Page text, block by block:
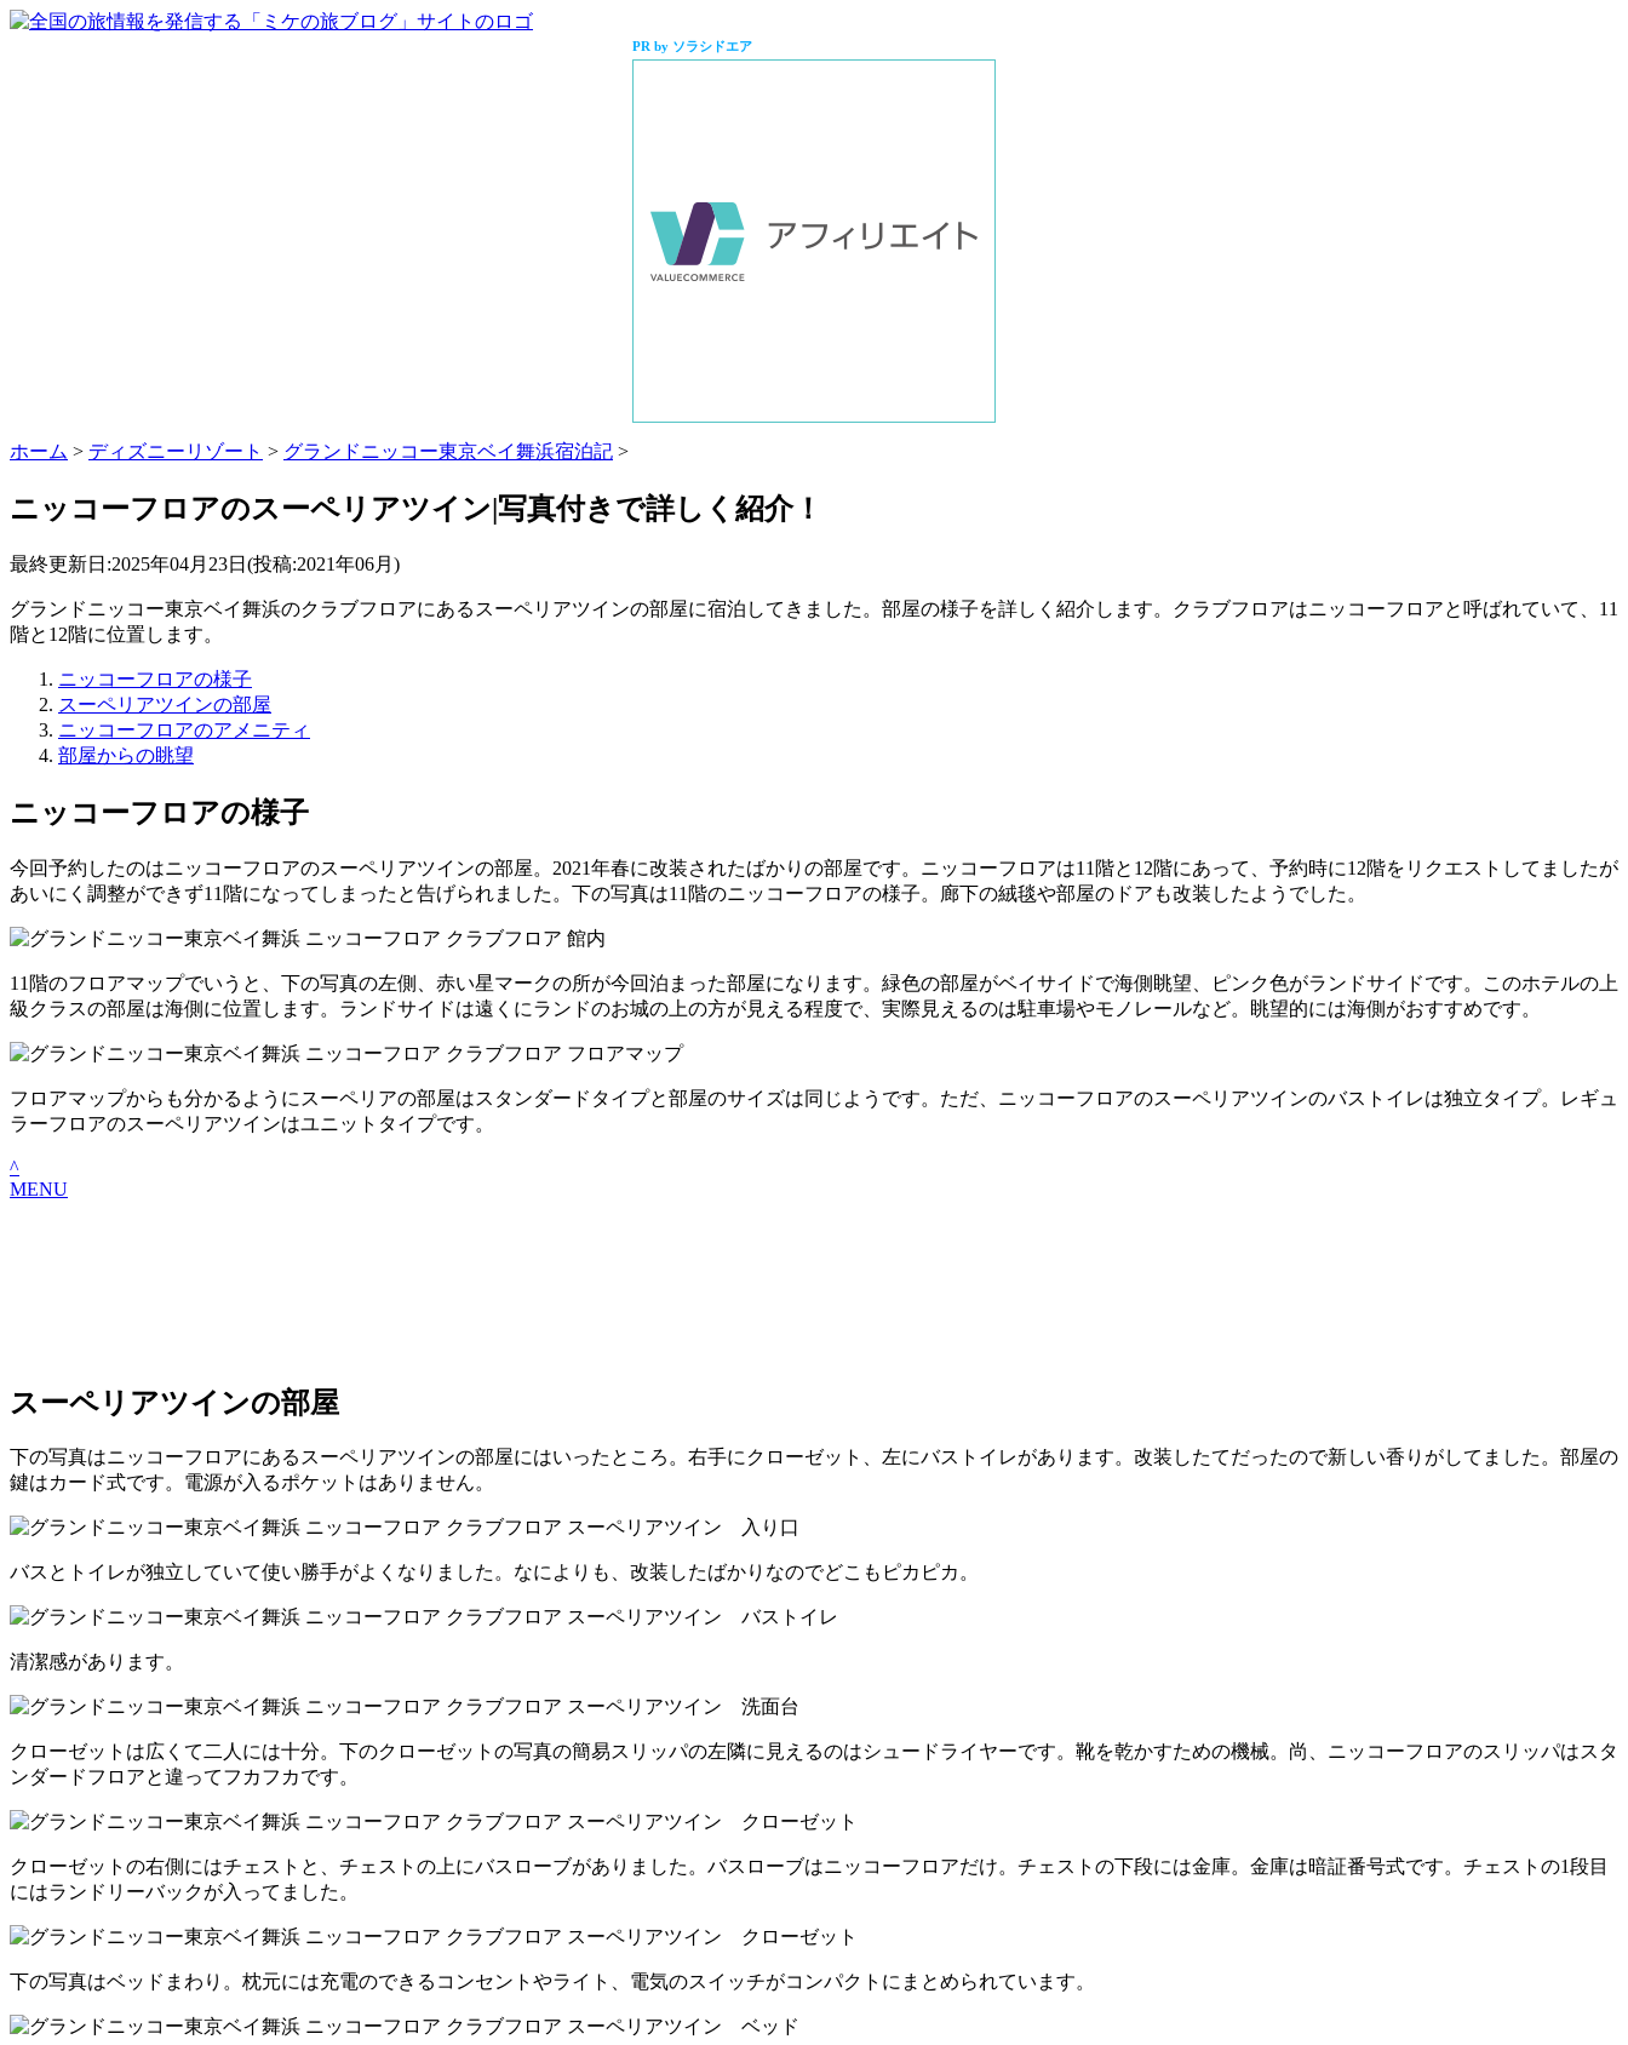
PR by ソラシドエア
ホーム > ディズニーリゾート > グランドニッコー東京ベイ舞浜宿泊記 >
ニッコーフロアのスーペリアツイン|写真付きで詳しく紹介！
最終更新日:2025年04月23日(投稿:2021年06月)
グランドニッコー東京ベイ舞浜のクラブフロアにあるスーペリアツインの部屋に宿泊してきました。部屋の様子を詳しく紹介します。クラブフロアはニッコーフロアと呼ばれていて、11
階と12階に位置します。
ニッコーフロアの様子
スーペリアツインの部屋
ニッコーフロアのアメニティ
部屋からの眺望
ニッコーフロアの様子
今回予約したのはニッコーフロアのスーペリアツインの部屋。2021年春に改装されたばかりの部屋です。ニッコーフロアは11階と12階にあって、予約時に12階をリクエストしてましたが
あいにく調整ができず11階になってしまったと告げられました。下の写真は11階のニッコーフロアの様子。廊下の絨毯や部屋のドアも改装したようでした。
11階のフロアマップでいうと、下の写真の左側、赤い星マークの所が今回泊まった部屋になります。緑色の部屋がベイサイドで海側眺望、ピンク色がランドサイドです。このホテルの上
級クラスの部屋は海側に位置します。ランドサイドは遠くにランドのお城の上の方が見える程度で、実際見えるのは駐車場やモノレールなど。眺望的には海側がおすすめです。
フロアマップからも分かるようにスーペリアの部屋はスタンダードタイプと部屋のサイズは同じようです。ただ、ニッコーフロアのスーペリアツインのバストイレは独立タイプ。レギュ
ラーフロアのスーペリアツインはユニットタイプです。
^
MENU
スーペリアツインの部屋
下の写真はニッコーフロアにあるスーペリアツインの部屋にはいったところ。右手にクローゼット、左にバストイレがあります。改装したてだったので新しい香りがしてました。部屋の
鍵はカード式です。電源が入るポケットはありません。
バスとトイレが独立していて使い勝手がよくなりました。なによりも、改装したばかりなのでどこもピカピカ。
清潔感があります。
クローゼットは広くて二人には十分。下のクローゼットの写真の簡易スリッパの左隣に見えるのはシュードライヤーです。靴を乾かすための機械。尚、ニッコーフロアのスリッパはスタ
ンダードフロアと違ってフカフカです。
クローゼットの右側にはチェストと、チェストの上にバスローブがありました。バスローブはニッコーフロアだけ。チェストの下段には金庫。金庫は暗証番号式です。チェストの1段目
にはランドリーバックが入ってました。
下の写真はベッドまわり。枕元には充電のできるコンセントやライト、電気のスイッチがコンパクトにまとめられています。